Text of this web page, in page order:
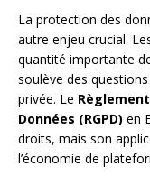
La protection des
autre enjeu crucial.
quantité importante
soulève des
privée. Le
Données (RGPD) en
droits, mais son
l’économie de